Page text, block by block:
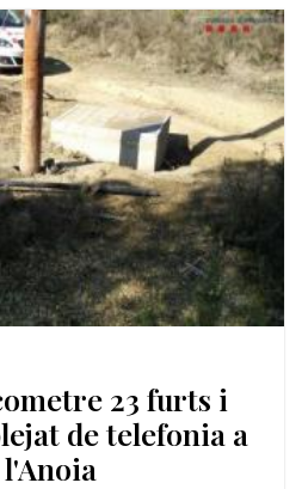
23 furts i
de telefonia a